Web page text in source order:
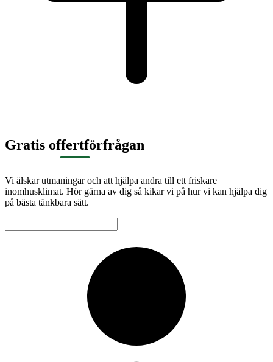
Gratis offertförfrågan
Vi älskar utmaningar och att hjälpa andra till ett friskare
inomhusklimat. Hör gärna av dig så kikar vi på hur vi kan hjälpa dig
på bästa tänkbara sätt.